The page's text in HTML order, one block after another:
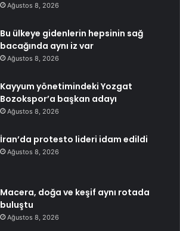
Ağustos 8, 2026
Bu ülkeye gidenlerin hepsinin sağ
bacağında aynı iz var
Ağustos 8, 2026
Kayyum yönetimindeki Yozgat
Bozokspor’a başkan adayı
Ağustos 8, 2026
İran’da protesto lideri idam edildi
Ağustos 8, 2026
Macera, doğa ve keşif aynı rotada
buluştu
Ağustos 8, 2026